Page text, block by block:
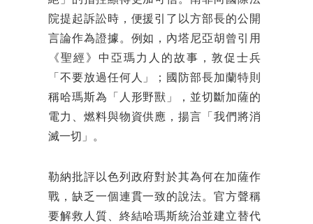
院提起訴訟時，便援引了以方部長的公開
言論作為證據。例如，內塔尼亞胡曾引用
《聖經》中亞瑪力人的故事，敦促士兵
「不要放過任何人」；國防部長加蘭特則
稱哈瑪斯為「人形野獸」，並切斷加薩的
電力、燃料與物資供應，揚言「我們將消
滅一切」。
勒納批評以色列政府對於其為何在加薩作
戰，缺乏一個連貫一致的說法。官方聲稱
要解救人質、終結哈瑪斯統治並建立替代